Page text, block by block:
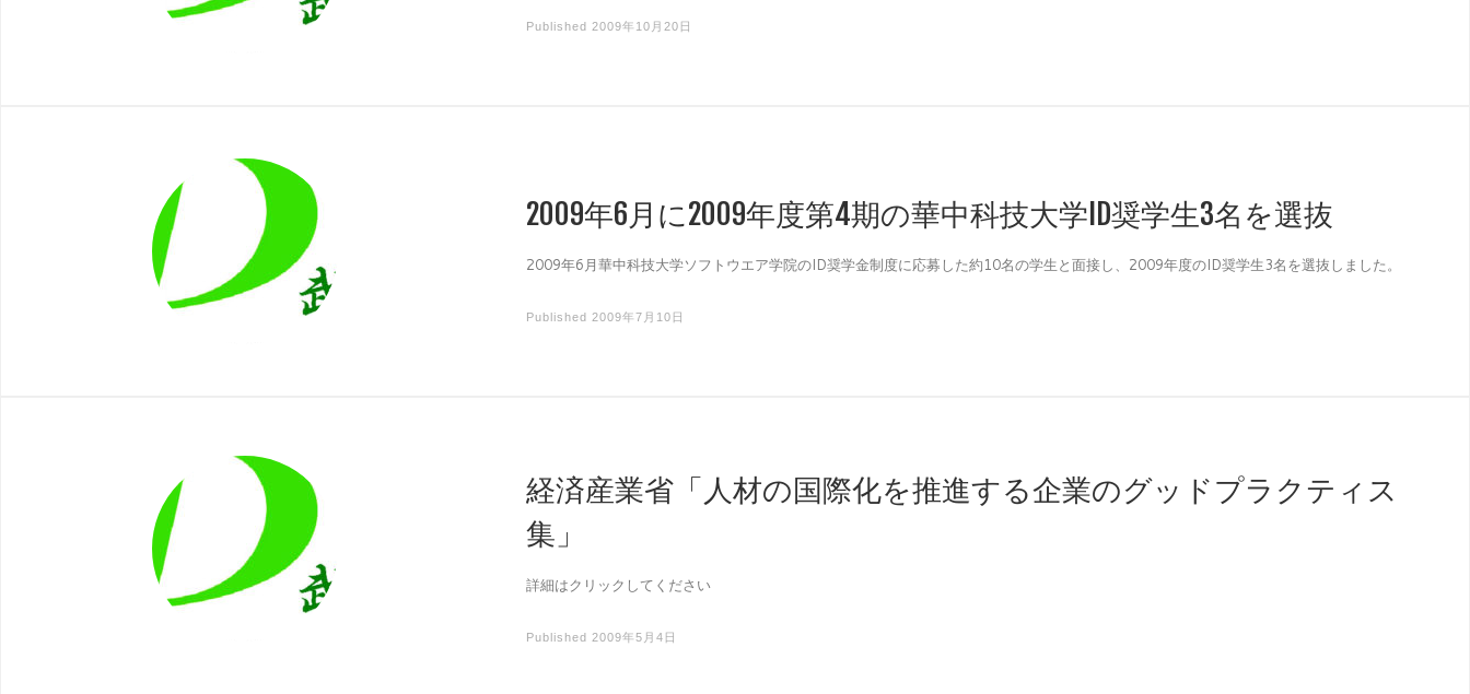
Published 2009年10月20日
2009年6月に2009年度第4期の華中科技大学ID奨学生3名を選抜
2009年6月華中科技大学ソフトウエア学院のID奨学金制度に応募した約10名の学生と面接し、2009年度のID奨学生3名を選抜しました。
Published 2009年7月10日
経済産業省「人材の国際化を推進する企業のグッドプラクティス
集」
詳細はクリックしてください
Published 2009年5月4日